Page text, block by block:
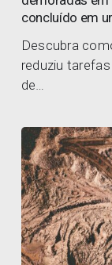
concluído em
Descubra
reduziu
de…